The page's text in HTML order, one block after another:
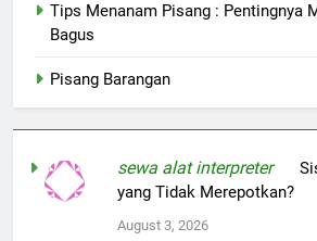
Tips Menanam Pisang : Pentingnya
Bagus
Pisang Barangan
sewa alat interpreteron
yang Tidak Merepotkan?
August 3, 2026